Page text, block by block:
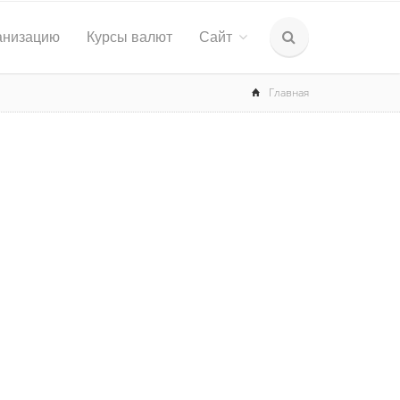
Курсы валют Сайт
Главная